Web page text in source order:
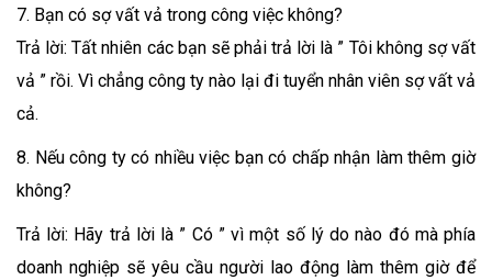
7. Bạn có sợ vất vả trong công việc không?
Trả lời: Tất nhiên các bạn sẽ phải trả lời là ” Tôi không sợ vất
vả ” rồi. Vì chẳng công ty nào lại đi tuyển nhân viên sợ vất vả
cả.
8. Nếu công ty có nhiều việc bạn có chấp nhận làm thêm giờ
không?
Trả lời: Hãy trả lời là ” Có ” vì một số lý do nào đó mà phía
doanh nghiệp sẽ yêu cầu người lao động làm thêm giờ để